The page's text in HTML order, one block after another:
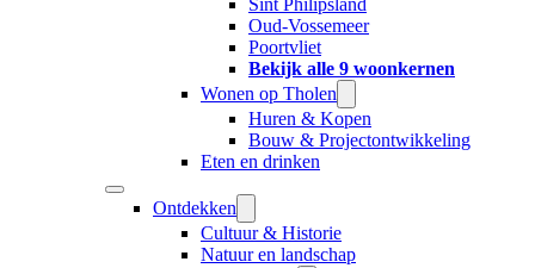
Sint Philipsland
Oud-Vossemeer
Poortvliet
Bekijk alle 9 woonkernen
Wonen op Tholen
Huren & Kopen
Bouw & Projectontwikkeling
Eten en drinken
Ontdekken
Cultuur & Historie
Natuur en landschap